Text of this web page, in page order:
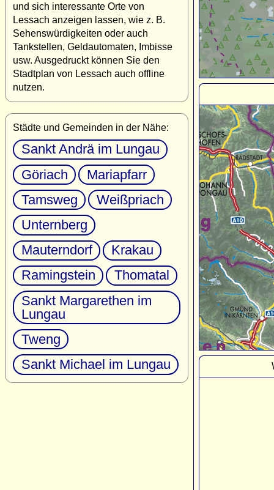
und sich interessante Orte von
Lessach anzeigen lassen, wie z. B.
Sehenswürdigkeiten oder auch
Tankstellen, Geldautomaten, Imbisse
usw. Ausgedruckt können Sie den
Stadtplan von Lessach auch offline
nutzen.
Städte und Gemeinden in der Nähe:
Sankt Andrä im Lungau
Göriach
Mariapfarr
Tamsweg
Weißpriach
Unternberg
Mauterndorf
Krakau
Ramingstein
Thomatal
Sankt Margarethen im
Lungau
Tweng
Sankt Michael im Lungau